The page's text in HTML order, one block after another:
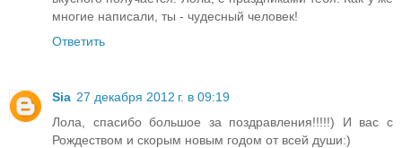
многие написали, ты - чудесный человек!
Ответить
Sia 27 декабря 2012 г. в 09:19
Лола, спасибо большое за поздравления!!!!!) И вас с
Рождеством и скорым новым годом от всей души:)